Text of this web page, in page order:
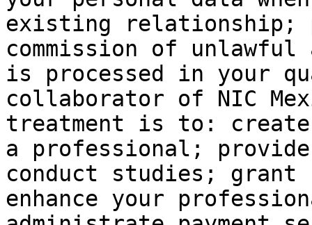
existing relationship;
commission of
is processed in your
collaborator of NIC
treatment is to: create
a professional;
conduct studies; grant
enhance your